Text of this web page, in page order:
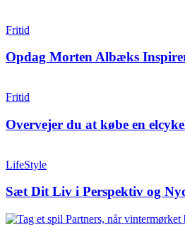
Fritid
Opdag Morten Albæks
Fritid
Overvejer du at købe en
LifeStyle
Sæt Dit Liv i Perspektiv og